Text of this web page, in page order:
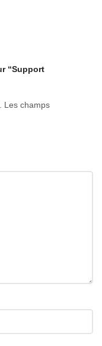
pour trouver l’angle de
“Support
Les champs